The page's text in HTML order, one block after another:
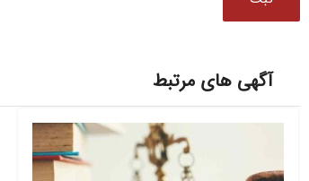
آگهی های مرتبط